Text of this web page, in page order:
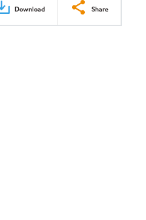
Download Share